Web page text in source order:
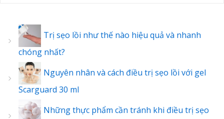
Trị sẹo lồi như thế nào hiệu quả và nhanh
chóng nhất?
Nguyên nhân và cách điều trị sẹo lồi với gel
Scarguard 30 ml
Những thực phẩm cần tránh khi điều trị sẹo